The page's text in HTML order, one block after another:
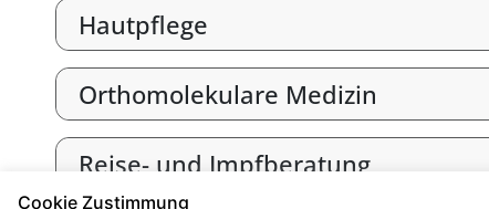
Hautpflege
Orthomolekulare Medizin
Reise- und Impfberatung
Cookie Zustimmung